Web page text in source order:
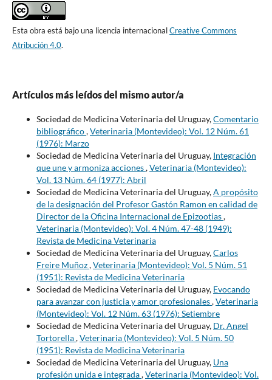
Esta obra está bajo una licencia internacionalCreative Commons
Atribución 4.0.
Artículos más leídos del mismo autor/a
Sociedad de Medicina Veterinaria del Uruguay,Comentario
bibliográfico,Veterinaria (Montevideo): Vol. 12 Núm. 61
(1976): Marzo
Sociedad de Medicina Veterinaria del Uruguay, Integración
que une y armoniza acciones,Veterinaria (Montevideo):
Vol. 13 Núm. 64 (1977): Abril
Sociedad de Medicina Veterinaria del Uruguay,A propósito
de la designación del Profesor Gastón Ramon en calidad de
Director de la Oficina Internacional de Epizootias,
Veterinaria (Montevideo): Vol. 4 Núm. 47-48 (1949):
Revista de Medicina Veterinaria
Sociedad de Medicina Veterinaria del Uruguay,Carlos
Freire Muñoz,Veterinaria (Montevideo): Vol. 5 Núm. 51
(1951): Revista de Medicina Veterinaria
Sociedad de Medicina Veterinaria del Uruguay, Evocando
para avanzar con justicia y amor profesionales,Veterinaria
(Montevideo): Vol. 12 Núm. 63 (1976): Setiembre
Sociedad de Medicina Veterinaria del Uruguay, Dr. Angel
Tortorella,Veterinaria (Montevideo): Vol. 5 Núm. 50
(1951): Revista de Medicina Veterinaria
Sociedad de Medicina Veterinaria del Uruguay, Una
profesión unida e integrada,Veterinaria (Montevideo): Vol.